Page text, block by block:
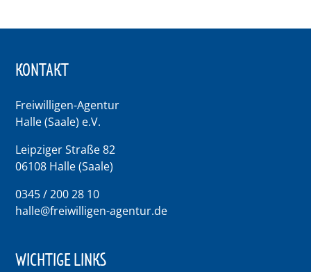
KONTAKT
Freiwilligen-Agentur
Halle (Saale) e.V.
Leipziger Straße 82
06108 Halle (Saale)
0345 / 200 28 10
halle@freiwilligen-agentur.de
WICHTIGE LINKS